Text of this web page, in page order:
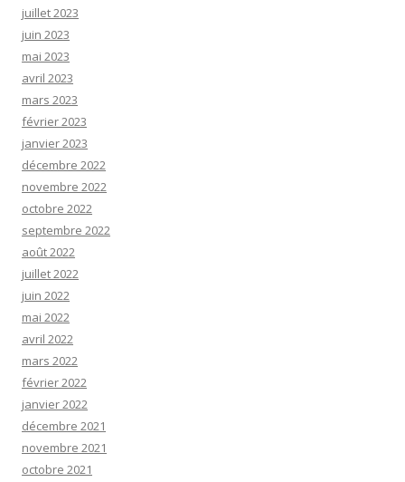
juillet 2023
juin 2023
mai 2023
avril 2023
mars 2023
février 2023
janvier 2023
décembre 2022
novembre 2022
octobre 2022
septembre 2022
août 2022
juillet 2022
juin 2022
mai 2022
avril 2022
mars 2022
février 2022
janvier 2022
décembre 2021
novembre 2021
octobre 2021